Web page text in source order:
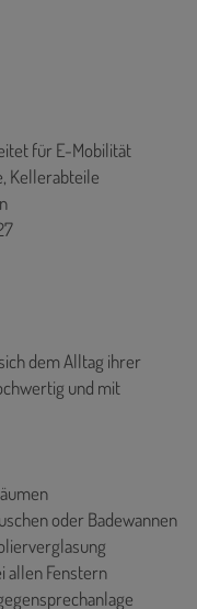
für E-Mobilität
Kellerabteile
dem Alltag ihrer
und mit
oder Badewannen
allen Fenstern